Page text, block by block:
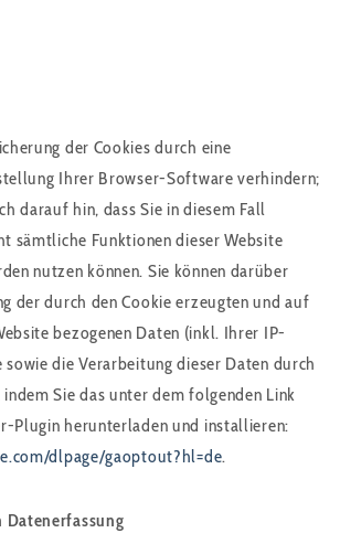
der Cookies durch eine
Ihrer Browser-Software verhindern;
darauf hin, dass Sie in diesem Fall
sämtliche Funktionen dieser Website
nutzen können. Sie können darüber
der durch den Cookie erzeugten und auf
bezogenen Daten (inkl. Ihrer IP-
sowie die Verarbeitung dieser Daten durch
Sie das unter dem folgenden Link
Plugin herunterladen und installieren:
dlpage/gaoptout?hl=de.
Datenerfassung